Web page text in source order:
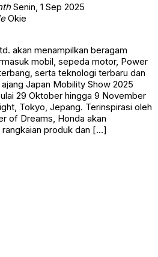
Senin, 1 Sep 2025
Okie
akan menampilkan beragam
mobil, sepeda motor, Power
serta teknologi terbaru dan
Japan Mobility Show 2025
29 Oktober hingga 9 November
Tokyo, Jepang. Terinspirasi oleh
of Dreams, Honda akan
produk dan […]